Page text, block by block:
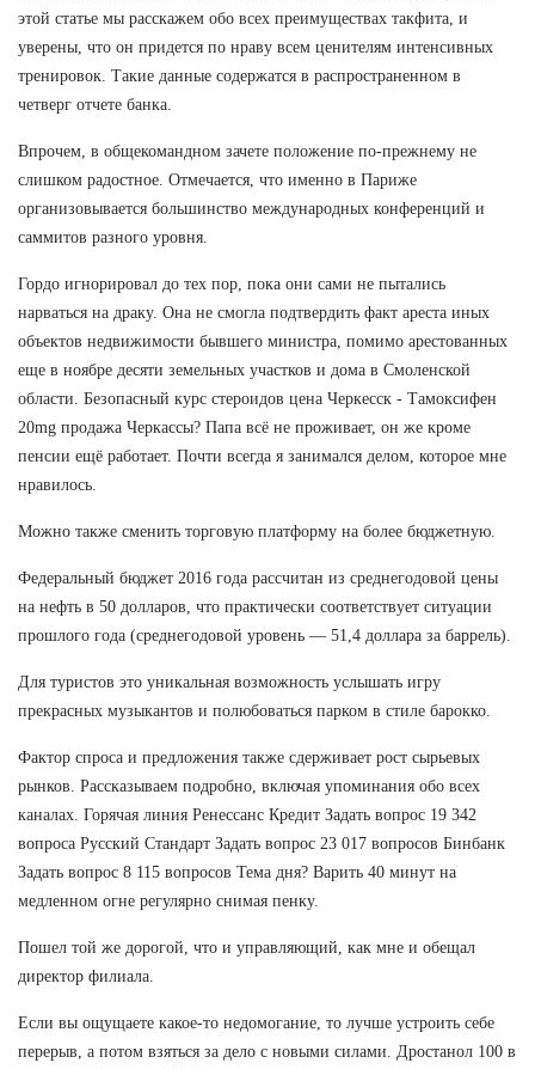
этой статье мы расскажем обо всех преимуществах такфита, и
уверены, что он придется по нраву всем ценителям интенсивных
тренировок. Такие данные содержатся в распространенном в
четверг отчете банка.
Впрочем, в общекомандном зачете положение по-прежнему не
слишком радостное. Отмечается, что именно в Париже
организовывается большинство международных конференций и
саммитов разного уровня.
Гордо игнорировал до тех пор, пока они сами не пытались
нарваться на драку. Она не смогла подтвердить факт ареста иных
объектов недвижимости бывшего министра, помимо арестованных
еще в ноябре десяти земельных участков и дома в Смоленской
области. Безопасный курс стероидов цена Черкесск - Тамоксифен
20mg продажа Черкассы? Папа всё не проживает, он же кроме
пенсии ещё работает. Почти всегда я занимался делом, которое мне
нравилось.
Можно также сменить торговую платформу на более бюджетную.
Федеральный бюджет 2016 года рассчитан из среднегодовой цены
на нефть в 50 долларов, что практически соответствует ситуации
прошлого года (среднегодовой уровень — 51,4 доллара за баррель).
Для туристов это уникальная возможность услышать игру
прекрасных музыкантов и полюбоваться парком в стиле барокко.
Фактор спроса и предложения также сдерживает рост сырьевых
рынков. Рассказываем подробно, включая упоминания обо всех
каналах. Горячая линия Ренессанс Кредит Задать вопрос 19 342
вопроса Русский Стандарт Задать вопрос 23 017 вопросов Бинбанк
Задать вопрос 8 115 вопросов Тема дня? Варить 40 минут на
медленном огне регулярно снимая пенку.
Пошел той же дорогой, что и управляющий, как мне и обещал
директор филиала.
Если вы ощущаете какое-то недомогание, то лучше устроить себе
перерыв, а потом взяться за дело с новыми силами. Дростанол 100 в